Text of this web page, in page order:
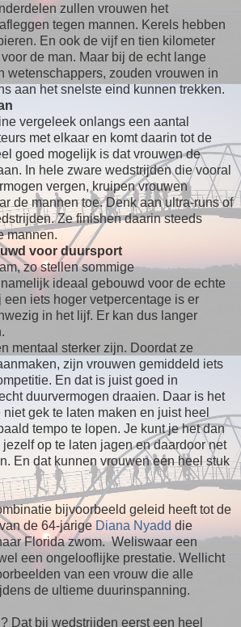
zullen vrouwen het
tegen mannen. Kerels hebben
En ook de vijf en tien kilometer
de man. Maar bij de echt lange
wetenschappers, zouden vrouwen in
aan het snelste eind kunnen trekken.
vergeleek onlangs een aantal
met elkaar en komt daarin tot de
goed mogelijk is dat vrouwen de
In hele zware wedstrijden die vooral
vergen, kruipen vrouwen
de mannen toe. Denk aan ultra-runs of
Ze finishen daarin steeds
mannen.
voor duursport
zo stellen sommige
ideaal gebouwd voor de echte
een iets hoger vetpercentage is er
in het lijf. Er kan dus langer
mentaal sterker zijn. Doordat ze
zijn vrouwen gemiddeld iets
En dat is juist goed in
duurvermogen draaien. Daar is het
gek te laten maken en juist heel
tempo te lopen. Je kunt je het dan
op te laten jagen en daardoor net
En dat kunnen vrouwen een heel stuk
bijvoorbeeld geleid heeft tot de
de 64-jarige Diana Nyadd die
Florida zwom. Weliswaar een
een ongelooflijke prestatie. Wellicht
van een vrouw die alle
de ultieme duurinspanning.
Dat bij wedstrijden eerst een heel